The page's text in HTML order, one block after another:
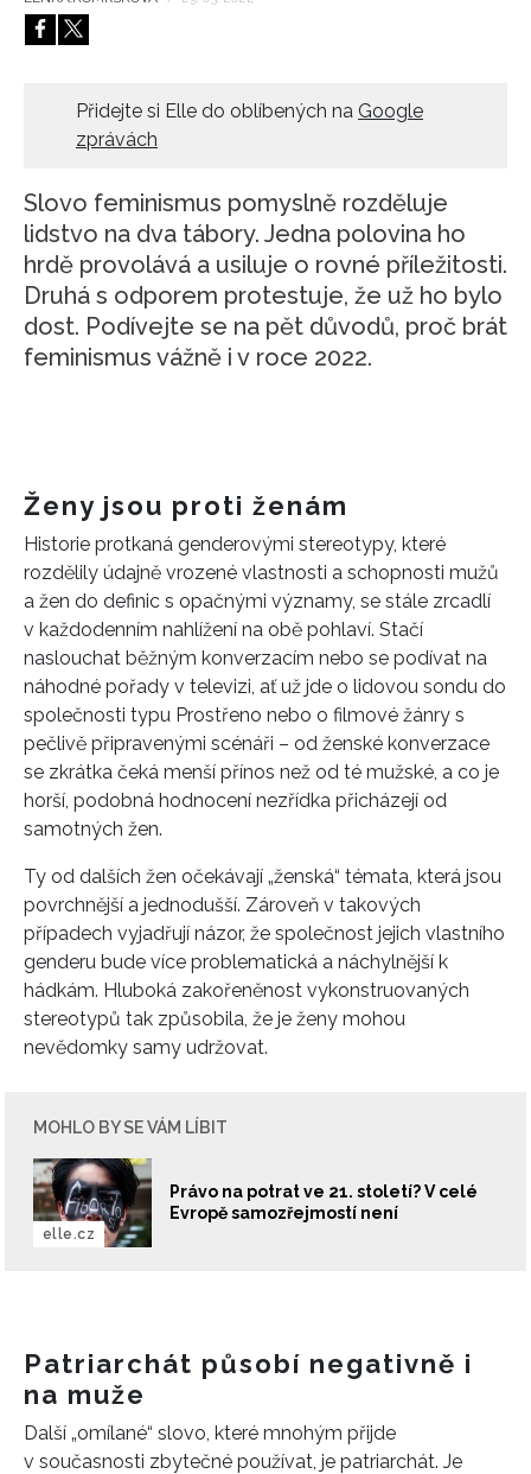
HOME
Přidejte si Elle do oblíbených na Google
zprávách
Slovo feminismus pomyslně rozděluje
lidstvo na dva tábory. Jedna polovina ho
hrdě provolává a usiluje o rovné příležitosti.
Druhá s odporem protestuje, že už ho bylo
dost. Podívejte se na pět důvodů, proč brát
feminismus vážně i v roce 2022.
Ženy jsou proti ženám
Historie protkaná genderovými stereotypy, které
rozdělily údajně vrozené vlastnosti a schopnosti mužů
a žen do definic s opačnými významy, se stále zrcadlí
v každodenním nahlížení na obě pohlaví. Stačí
naslouchat běžným konverzacím nebo se podívat na
náhodné pořady v televizi, ať už jde o lidovou sondu do
společnosti typu Prostřeno nebo o filmové žánry s
pečlivě připravenými scénáři – od ženské konverzace
se zkrátka čeká menší přínos než od té mužské, a co je
horší, podobná hodnocení nezřídka přicházejí od
samotných žen.
Ty od dalších žen očekávají „ženská“ témata, která jsou
povrchnější a jednodušší. Zároveň v takových
případech vyjadřují názor, že společnost jejich vlastního
genderu bude více problematická a náchylnější k
hádkám. Hluboká zakořeněnost vykonstruovaných
stereotypů tak způsobila, že je ženy mohou
nevědomky samy udržovat.
MOHLO BY SE VÁM LÍBIT
Právo na potrat ve 21. století? V celé
Evropě samozřejmostí není
elle.cz
Patriarchát působí negativně i
na muže
Další „omílané“ slovo, které mnohým přijde
v současnosti zbytečné používat, je patriarchát. Je